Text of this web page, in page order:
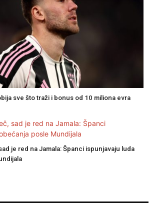
sve što traži i bonus od 10 miliona evra
je red na Jamala: Španci ispunjavaju luda